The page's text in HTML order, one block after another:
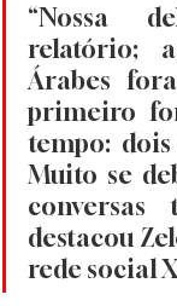
“Nossa
relatório;
Árabes
primeiro
tempo:
Muito se
conversas
destacou
rede social